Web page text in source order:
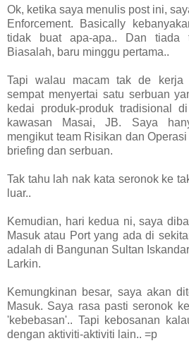
Ok, ketika saya menulis post ini,
Enforcement. Basically
tidak buat apa-apa.. Dan tiada
Biasalah, baru minggu pertama..
Tapi walau macam tak de kerja
sempat menyertai satu serbuan
kedai produk-produk tradisional
kawasan Masai, JB. Saya
mengikut team Risikan dan
briefing dan serbuan.
Tak tahu lah nak kata seronok ke
luar..
Kemudian, hari kedua ni, saya
Masuk atau Port yang ada di
adalah di Bangunan Sultan
Larkin.
Kemungkinan besar, saya akan
Masuk. Saya rasa pasti seronok
'kebebasan'.. Tapi kebosanan
dengan aktiviti-aktiviti lain.. =p